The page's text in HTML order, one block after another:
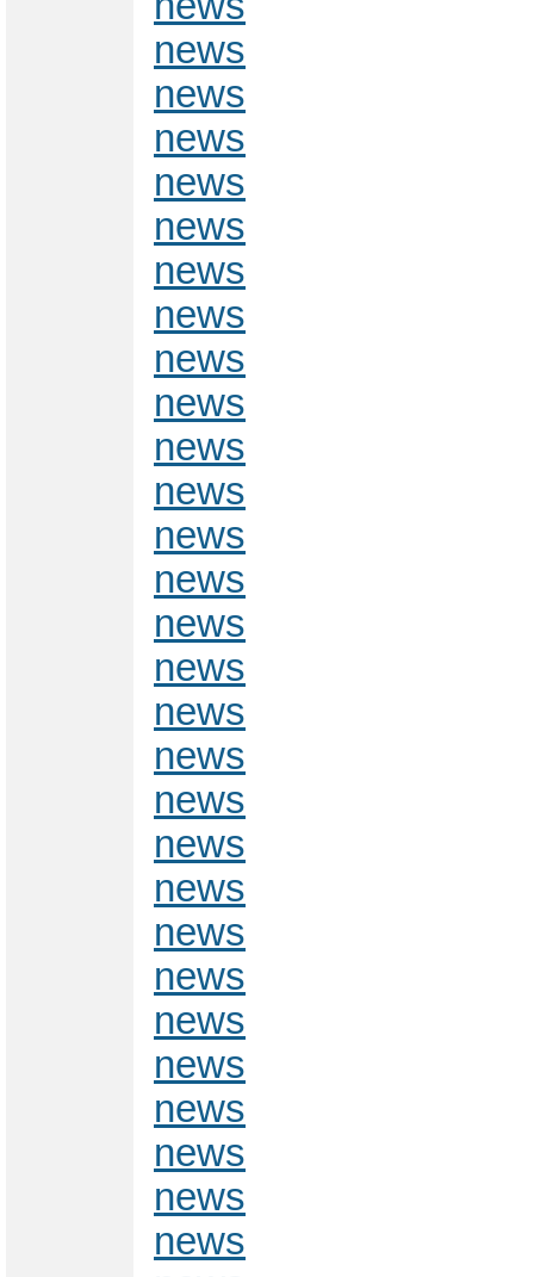
news
news
news
news
news
news
news
news
news
news
news
news
news
news
news
news
news
news
news
news
news
news
news
news
news
news
news
news